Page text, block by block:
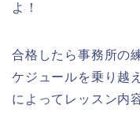
よ！
合格したら事務所の
ケジュールを乗り越
によってレッスン内